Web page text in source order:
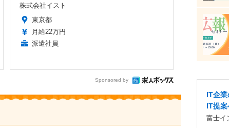
株式会社イスト
東京都
月給22万円
派遣社員
Sponsored by
IT企
IT提案
富士イ